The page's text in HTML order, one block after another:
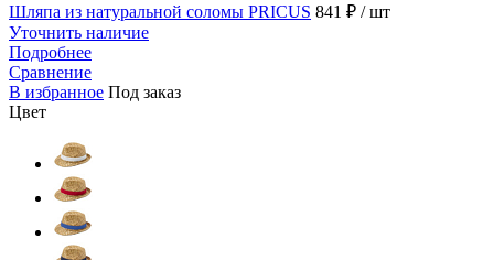
Шляпа из натуральной соломы PRICUS 841 ₽ / шт
Уточнить наличие
Подробнее
Сравнение
В избранное Под заказ
Цвет